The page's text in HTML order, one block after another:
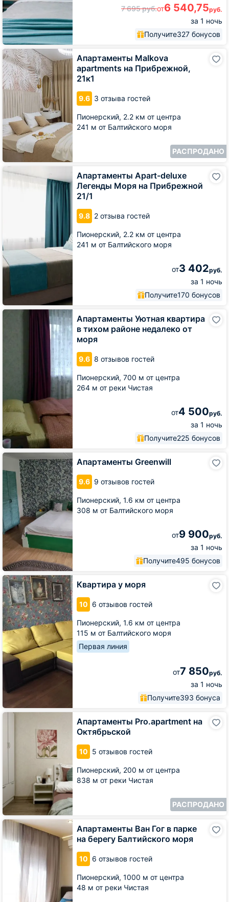
7 695руб.от6 540,75руб.
за 1 ночь
Получите327 бонусов
Апартаменты Malkova
apartments на Прибрежной,
21к1
9.6 3 отзыва гостей
Пионерский, 2.2 км от центра
241 м от Балтийского моря
РАСПРОДАНО
Апартаменты
Malkova
apartments
на
Прибрежной,
21к1
Апартаменты Apart-deluxe
Легенды Моря на Прибрежной
21/1
9.8 2 отзыва гостей
Пионерский, 2.2 км от центра
241 м от Балтийского моря
от3 402руб.
за 1 ночь
Получите170 бонусов
Апартаменты
Апартаменты Уютная квартира
в тихом районе недалеко от
моря
9.6 8 отзывов гостей
Пионерский, 700 м от центра
264 м от реки Чистая
от4 500руб.
за 1 ночь
Получите225 бонусов
Апартаменты
Апартаменты Greenwill
9.6 9 отзывов гостей
Пионерский, 1.6 км от центра
308 м от Балтийского моря
от9 900руб.
за 1 ночь
Получите495 бонусов
Апартаменты
Greenwill
Квартира у моря
10 6 отзывов гостей
Пионерский, 1.6 км от центра
115 м от Балтийского моря
Первая линия
от7 850руб.
за 1 ночь
Получите393 бонуса
Квартира
у
моря
Апартаменты Pro.apartment на
Октябрьской
10 5 отзывов гостей
Пионерский, 200 м от центра
838 м от реки Чистая
РАСПРОДАНО
Апартаменты
Октябрьской
Апартаменты Ван Гог в парке
на берегу Балтийского моря
10 6 отзывов гостей
Пионерский, 1000 м от центра
48 м от реки Чистая
Апартаменты
Ван
Гог